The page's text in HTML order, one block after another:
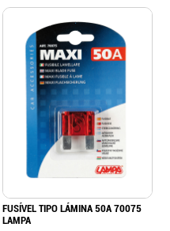
FUSÍVEL TIPO LÁMINA 50A 70075
LAMPA